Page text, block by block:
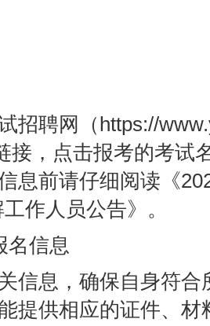
招聘网（https://
接，点击报考的考试
息前请仔细阅读《
作人员公告》。
名信息
信息，确保自身符
提供相应的证件、